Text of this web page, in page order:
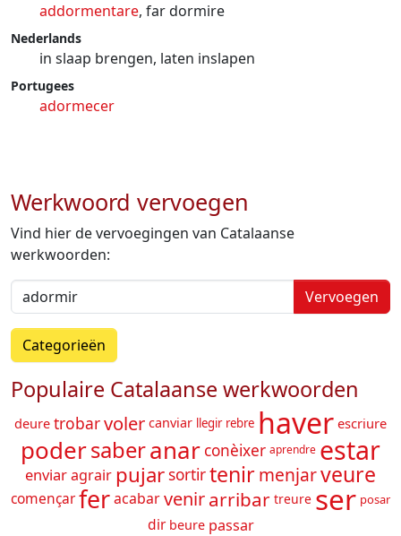
addormentare, far dormire
Nederlands
in slaap brengen, laten inslapen
Portugees
adormecer
Werkwoord vervoegen
Vind hier de vervoegingen van Catalaanse
werkwoorden:
Vervoegen
Categorieën
Populaire Catalaanse werkwoorden
deure trobarvoler canviar llegir rebre haver escriure
podersaberanar conèixer aprendre estar
enviaragrair pujarsortirtenirmenjarveure
començarferacabarvenirarribar treure ser posar
dir beure passar